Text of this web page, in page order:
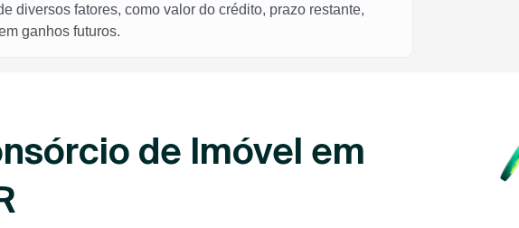
diversos fatores, como valor do crédito, prazo restante,
ganhos futuros.
de Imóvel em